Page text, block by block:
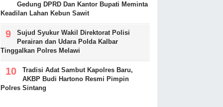
Gedung DPRD Dan Kantor Bupati Meminta
Keadilan Lahan Kebun Sawit
Sujud Syukur Wakil Direktorat Polisi
Perairan dan Udara Polda Kalbar
Tinggalkan Polres Melawi
Tradisi Adat Sambut Kapolres Baru,
AKBP Budi Hartono Resmi Pimpin
Polres Sintang